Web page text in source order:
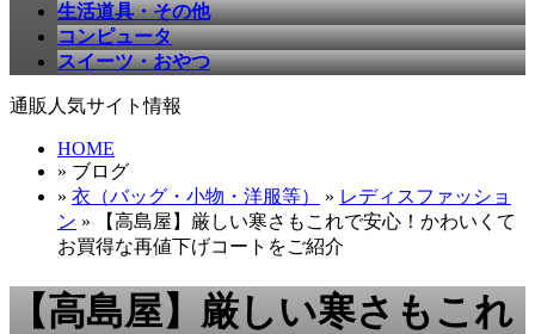
生活道具・その他
コンピュータ
スイーツ・おやつ
通販人気サイト情報
HOME
» ブログ
» 衣（バッグ・小物・洋服等） » レディスファッショ
ン » 【高島屋】厳しい寒さもこれで安心！かわいくて
お買得な再値下げコートをご紹介
【高島屋】厳しい寒さもこれ